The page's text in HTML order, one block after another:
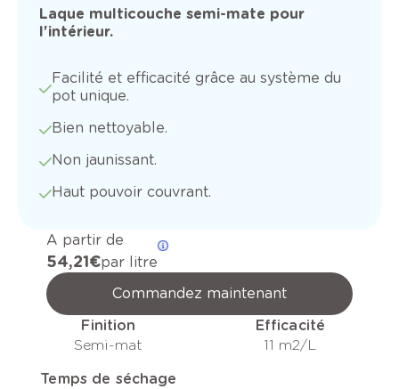
Laque multicouche semi-mate pour
l'intérieur.
Facilité et efficacité grâce au système du
pot unique.
Bien nettoyable.
Non jaunissant.
Haut pouvoir couvrant.
A partir de
54,21 €par litre
Commandez maintenant
Finition
Semi-mat
Efficacité
11 m2/L
Temps de séchage